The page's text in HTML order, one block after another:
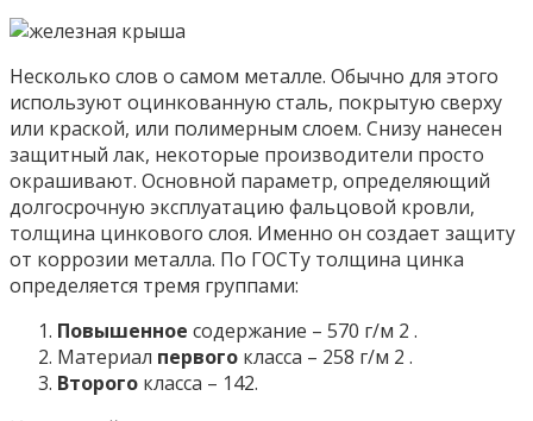
Несколько слов о самом металле. Обычно для этого
используют оцинкованную сталь, покрытую сверху
или краской, или полимерным слоем. Снизу нанесен
защитный лак, некоторые производители просто
окрашивают. Основной параметр, определяющий
долгосрочную эксплуатацию фальцовой кровли,
толщина цинкового слоя. Именно он создает защиту
от коррозии металла. По ГОСТу толщина цинка
определяется тремя группами:
Повышенное содержание – 570 г/м 2 .
Материал первого класса – 258 г/м 2 .
Второго класса – 142.